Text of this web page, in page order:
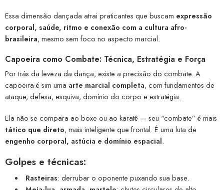
Essa dimensão dançada atrai praticantes que buscam expressão
corporal, saúde, ritmo e conexão com a cultura afro-
brasileira, mesmo sem foco no aspecto marcial.
Capoeira como Combate: Técnica, Estratégia e Força
Por trás da leveza da dança, existe a precisão do combate. A
capoeira é sim uma arte marcial completa, com fundamentos de
ataque, defesa, esquiva, domínio do corpo e estratégia.
Ela não se compara ao boxe ou ao karatê — seu “combate” é mais
tático que direto, mais inteligente que frontal. É uma luta de
engenho corporal, astúcia e domínio espacial.
Golpes e técnicas:
Rasteiras: derrubar o oponente puxando sua base.